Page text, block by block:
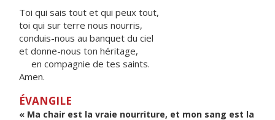
Toi qui sais tout et qui peux tout,
toi qui sur terre nous nourris,
conduis-nous au banquet du ciel
et donne-nous ton héritage,
en compagnie de tes saints.
Amen.
ÉVANGILE
« Ma chair est la vraie nourriture, et mon sang est la